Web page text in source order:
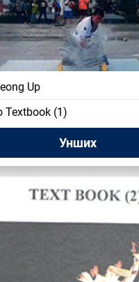
Up
Textbook (1)
Унших